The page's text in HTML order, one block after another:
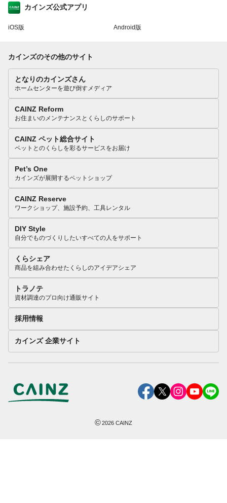
カインズ公式アプリ
iOS版 Android版
カインズのその他のサイト
となりのカインズさん
ホームセンターを遊び倒すメディア
CAINZ Reform
お住まいのメンテナンスとくらしのサポート
CAINZ ペット総合サイト
ペットとのくらしを彩るサービスをお届け
Pet’s One
カインズが展開するペットショップ
CAINZ Reserve
ワークショップ、施設予約、工具レンタル
DIY Style
自分でものづくりしたいすべての人をサポート
くらシェア
商品を組み合わせたくらしのアイデアシェア
トラノテ
資材調達のプロ向け通販サイト
採用情報
カインズ 企業サイト
©2026 CAINZ